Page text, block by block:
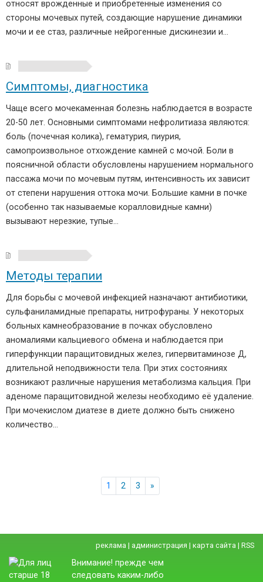
относят врожденные и приобретенные изменения со
стороны мочевых путей, создающие нарушение динамики
мочи и ее стаз, различные нейрогенные дискинезии и…
Симптомы, диагностика
Чаще всего мочекаменная болезнь наблюдается в возрасте
20-50 лет. Основными симптомами нефролитиаза являются:
боль (почечная колика), гематурия, пиурия,
самопроизвольное отхождение камней с мочой. Боли в
поясничной области обусловлены нарушением нормального
пассажа мочи по мочевым путям, интенсивность их зависит
от степени нарушения оттока мочи. Большие камни в почке
(особенно так называемые коралловидные камни)
вызывают нерезкие, тупые…
Методы терапии
Для борьбы с мочевой инфекцией назначают антибиотики,
сульфаниламидные препараты, нитрофураны. У некоторых
больных камнеобразование в почках обусловлено
аномалиями кальциевого обмена и наблюдается при
гиперфункции паращитовидных желез, гипервитаминозе Д,
длительной неподвижности тела. При этих состояниях
возникают различные нарушения метаболизма кальция. При
аденоме паращитовидной железы необходимо её удаление.
При мочекислом диатезе в диете должно быть снижено
количество…
1 2 3 »
реклама | администрация | карта сайта | RSS
Внимание! прежде чем
следовать каким-либо